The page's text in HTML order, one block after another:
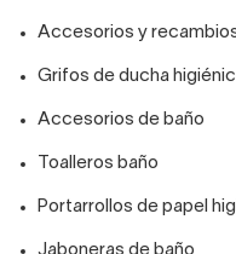
Accesorios y
Grifos de ducha
Accesorios de baño
Toalleros baño
Portarrollos de papel